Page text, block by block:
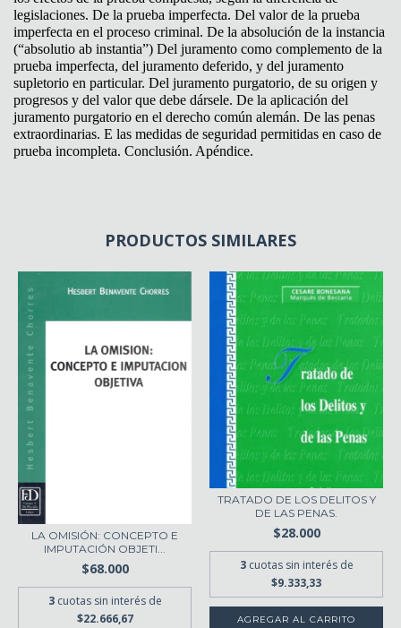
legislaciones. De la prueba imperfecta. Del valor de la prueba
imperfecta en el proceso criminal. De la absolución de la instancia
(“absolutio ab instantia”) Del juramento como complemento de la
prueba imperfecta, del juramento deferido, y del juramento
supletorio en particular. Del juramento purgatorio, de su origen y
progresos y del valor que debe dársele. De la aplicación del
juramento purgatorio en el derecho común alemán. De las penas
extraordinarias. E las medidas de seguridad permitidas en caso de
prueba incompleta. Conclusión. Apéndice.
PRODUCTOS SIMILARES
LA OMISIÓN: CONCEPTO E
IMPUTACIÓN OBJETI...
$68.000
3 cuotas sin interés de
$22.666,67
TRATADO DE LOS DELITOS Y
DE LAS PENAS.
$28.000
3 cuotas sin interés de
$9.333,33